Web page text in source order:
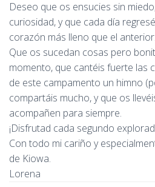
Deseo que os ensucies sin
curiosidad, y que cada día
corazón más lleno que el anterior.
Que os sucedan cosas pero
momento, que cantéis fuerte las
de este campamento un himno
compartáis mucho, y que os
acompañen para siempre.
¡Disfrutad cada segundo
Con todo mi cariño y
de Kiowa.
Lorena